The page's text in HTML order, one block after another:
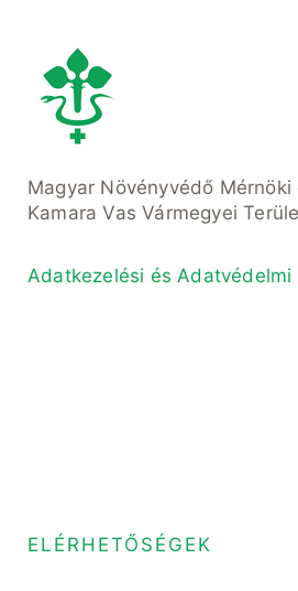
Magyar Növényvédő Mérnöki
Kamara Vas Vármegyei
Adatkezelési és Adatvédelmi
ELÉRHETŐSÉGEK